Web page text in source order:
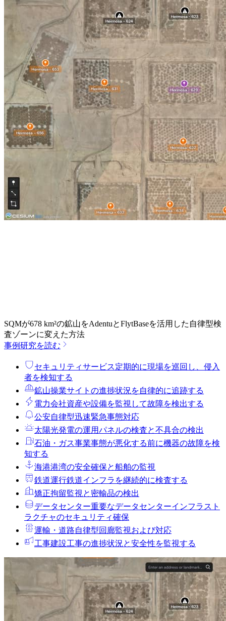
SQMが678 km²の鉱山をAdentuとFlytBaseを活用した自律型検
査ゾーンに変えた方法
事例研究を読む
セキュリティサービス定期的に現場を巡回し、侵入
者を検知する
鉱山操業サイトの進捗状況を自律的に追跡する
電力会社資産や設備を監視して故障を検出する
公安自律型迅速緊急事態対応
太陽光発電の運用パネルの検査と不具合の検出
石油・ガス事業事態が悪化する前に機器の故障を検
知する
海港港湾の安全確保と船舶の監視
鉄道運行鉄道インフラを継続的に検査する
矯正拘留監視と密輸品の検出
データセンター重要なデータセンターインフラスト
ラクチャのセキュリティ確保
運輸・道路自律型回廊監視および対応
工事建設工事の進捗状況と安全性を監視する